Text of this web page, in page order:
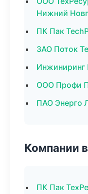
Нижний
ПК Пак
ЗАО Поток
ООО Профи
ПАО Энерго
Компании
ПК Пак